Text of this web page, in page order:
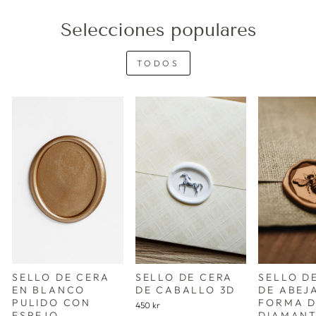
Selecciones populares
TODOS
SELLO DE CERA
EN BLANCO
PULIDO CON
SELLO DE CERA
DE CABALLO 3D
450 kr
SELLO
DE
FORMA